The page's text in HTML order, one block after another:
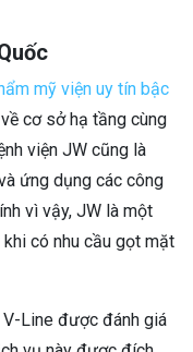
mỹ viện uy tín bậc
cơ sở hạ tầng cùng
viện JW cũng là
ứng dụng các công
vì vậy, JW là một
có nhu cầu gọt mặt
Line được đánh giá